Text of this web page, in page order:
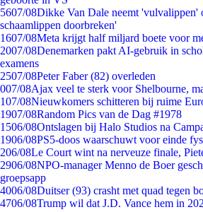
5607/08Dikke Van Dale neemt 'vulvalippen'
schaamlippen doorbreken'
1607/08Meta krijgt half miljard boete voor
2007/08Denemarken pakt AI-gebruik in
examens
2507/08Peter Faber (82) overleden
007/08Ajax veel te sterk voor Shelbourne,
107/08Nieuwkomers schitteren bij ruime
1907/08Random Pics van de Dag #1978
1506/08Ontslagen bij Halo Studios na
1906/08PS5-doos waarschuwt voor einde
206/08Le Court wint na nerveuze finale,
2906/08NPO-manager Menno de Boer
groepsapp
4006/08Duitser (93) crasht met quad tegen
4706/08Trump wil dat J.D. Vance hem in